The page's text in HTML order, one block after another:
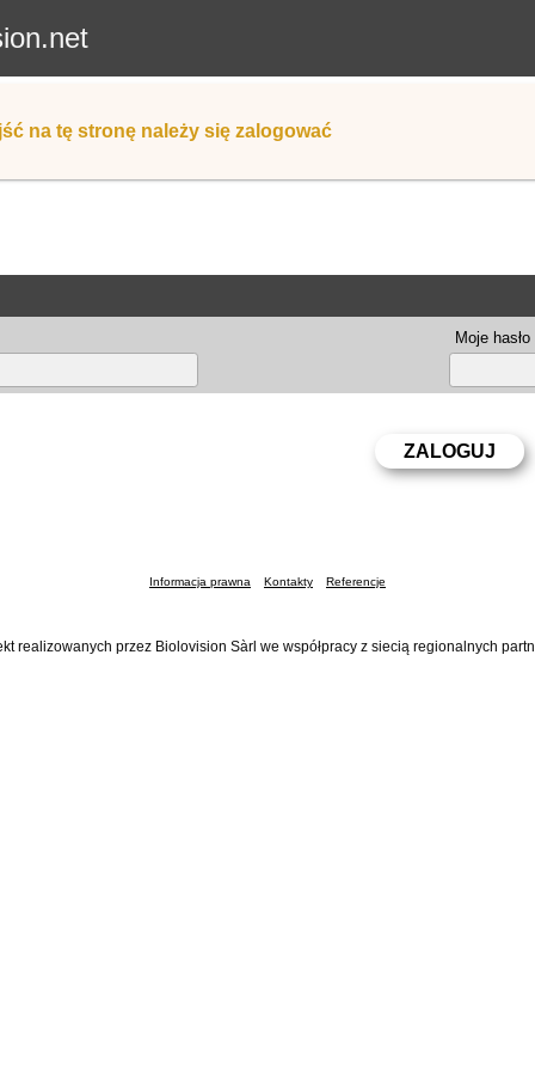
na tę stronę należy się zalogować
Moje hasło
Informacja prawna Kontakty Referencje
realizowanych przez Biolovision Sàrl we współpracy z siecią regionalnych